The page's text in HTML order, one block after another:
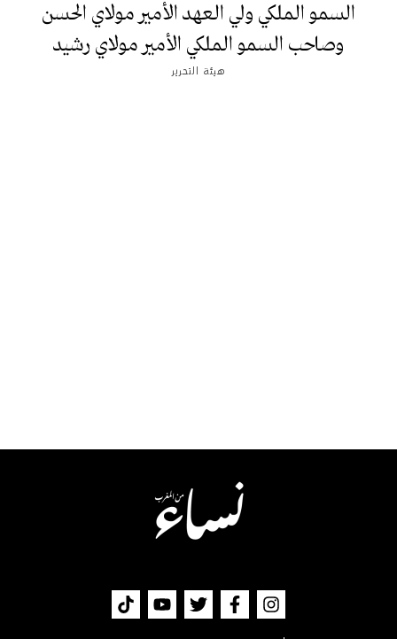
السمو الملكي ولي العهد الأمير مولاي الحسن
وصاحب السمو الملكي الأمير مولاي رشيد
هيئة التحرير